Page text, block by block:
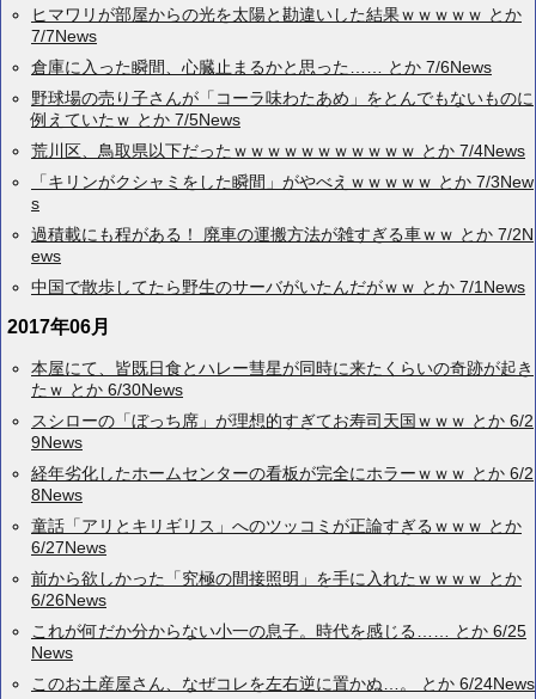
ヒマワリが部屋からの光を太陽と勘違いした結果ｗｗｗｗｗ とか
7/7News
倉庫に入った瞬間、心臓止まるかと思った…… とか 7/6News
野球場の売り子さんが「コーラ味わたあめ」をとんでもないものに
例えていたｗ とか 7/5News
荒川区、鳥取県以下だったｗｗｗｗｗｗｗｗｗｗｗ とか 7/4News
「キリンがクシャミをした瞬間」がやべえｗｗｗｗｗ とか 7/3New
s
過積載にも程がある！ 廃車の運搬方法が雑すぎる車ｗｗ とか 7/2N
ews
中国で散歩してたら野生のサーバがいたんだがｗｗ とか 7/1News
2017年06月
本屋にて、皆既日食とハレー彗星が同時に来たくらいの奇跡が起き
たｗ とか 6/30News
スシローの「ぼっち席」が理想的すぎてお寿司天国ｗｗｗ とか 6/2
9News
経年劣化したホームセンターの看板が完全にホラーｗｗｗ とか 6/2
8News
童話「アリとキリギリス」へのツッコミが正論すぎるｗｗｗ とか
6/27News
前から欲しかった「究極の間接照明」を手に入れたｗｗｗｗ とか
6/26News
これが何だか分からない小一の息子。時代を感じる…… とか 6/25
News
このお土産屋さん、なぜコレを左右逆に置かぬ…。 とか 6/24News